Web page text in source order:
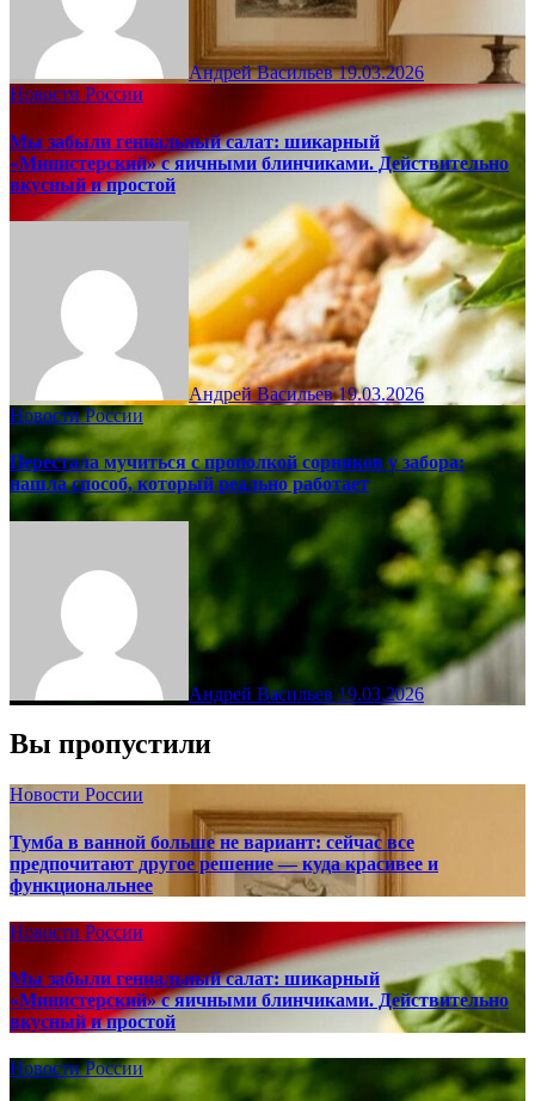
Андрей Васильев19.03.2026
Новости России
Мы забыли гениальный салат: шикарный
«Министерский» с яичными блинчиками. Действительно
вкусный и простой
Андрей Васильев19.03.2026
Новости России
Перестала мучиться с прополкой сорняков у забора:
нашла способ, который реально работает
Андрей Васильев 19.03.2026
Вы пропустили
Новости России
Тумба в ванной больше не вариант: сейчас все
предпочитают другое решение — куда красивее и
функциональнее
Новости России
Мы забыли гениальный салат: шикарный
«Министерский» с яичными блинчиками. Действительно
вкусный и простой
Новости России